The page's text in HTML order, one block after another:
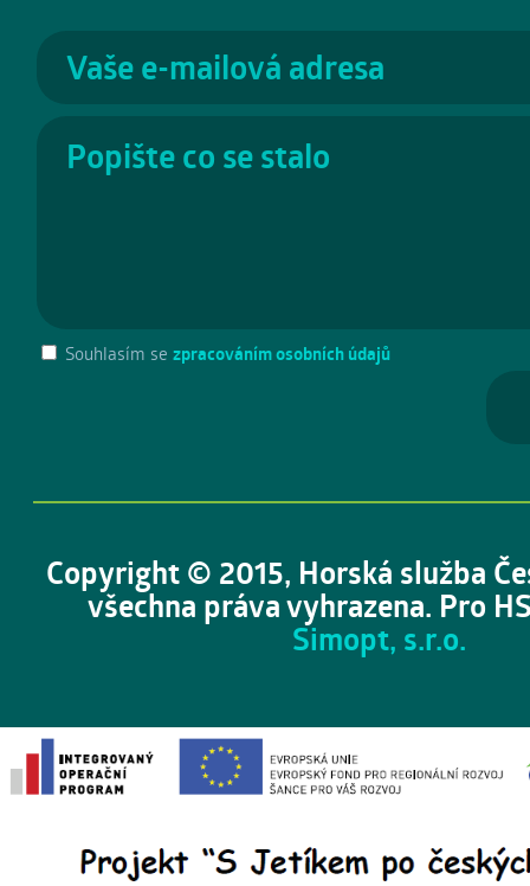
Souhlasím se zpracováním osobních údajů
Copyright © 2015, Horská služba
všechna práva vyhrazena. Pro
Simopt, s.r.o.